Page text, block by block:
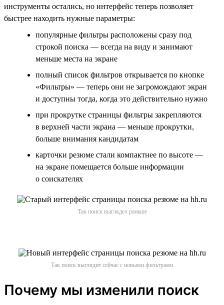
инструменты остались, но интерфейс теперь позволяет
быстрее находить нужные параметры:
популярные фильтры расположены сразу под
строкой поиска — всегда на виду и занимают
меньше места на экране
полный список фильтров открывается по кнопке
«Фильтры» — теперь они не загромождают экран
и доступны тогда, когда это действительно нужно
при прокрутке страницы фильтры закрепляются
в верхней части экрана — меньше прокрутки,
больше внимания кандидатам
карточки резюме стали компактнее по высоте —
на экране помещается больше информации
о соискателях
Так поиск выглядел раньше
Так поиск выглядит сейчас с новыми фильтрами
Почему мы изменили поиск